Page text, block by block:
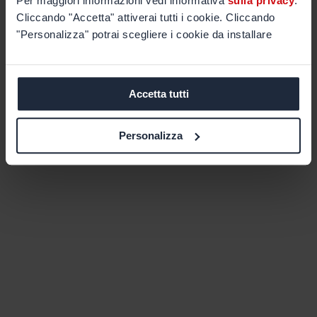
Cliccando "Accetta" attiverai tutti i cookie. Cliccando
"Personalizza" potrai scegliere i cookie da installare
Accetta tutti
Personalizza